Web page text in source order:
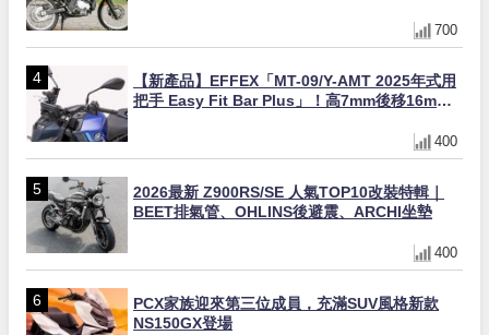
700
【新產品】EFFEX「MT-09/Y-AMT 2025年式用
把手 Easy Fit Bar Plus」！高7mm後移16mm
400
2026最新 Z900RS/SE 人氣TOP10改裝特輯｜
BEET排氣管、OHLINS後避震、ARCHI坐墊
400
PCX家族迎來第三位成員，充滿SUV風格新款
NS150GX登場